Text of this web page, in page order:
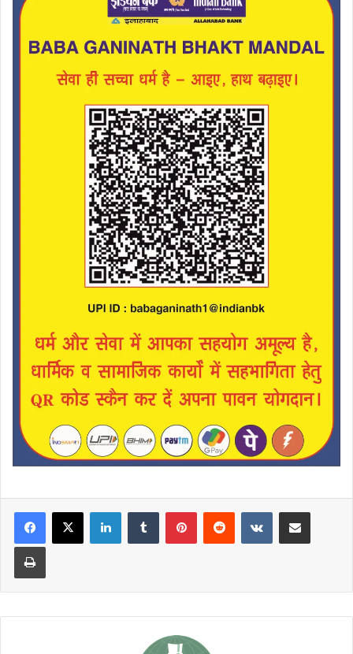
LinkedInTumblr PinterestReddit VKontakteShare via Email
Print